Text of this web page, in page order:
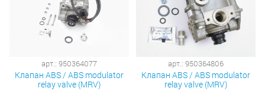
арт.: 950364077
Клапан ABS / ABS modulator
relay valve (MRV)
арт.: 950364806
Клапан ABS / ABS modulator
relay valve (MRV)